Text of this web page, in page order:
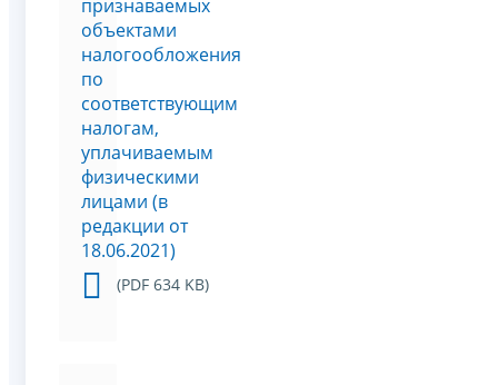
признаваемых
объектами
налогообложения
по
соответствующим
налогам,
уплачиваемым
физическими
лицами (в
редакции от
18.06.2021)
(PDF 634 KB)